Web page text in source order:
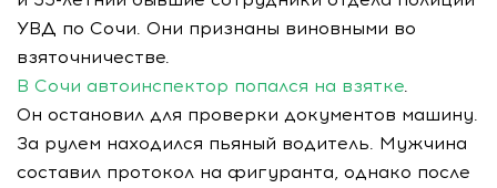
УВД по Сочи. Они признаны виновными во
взяточничестве.
В Сочи автоинспектор попался на взятке.
Он остановил для проверки документов машину.
За рулем находился пьяный водитель. Мужчина
составил протокол на фигуранта, однако после